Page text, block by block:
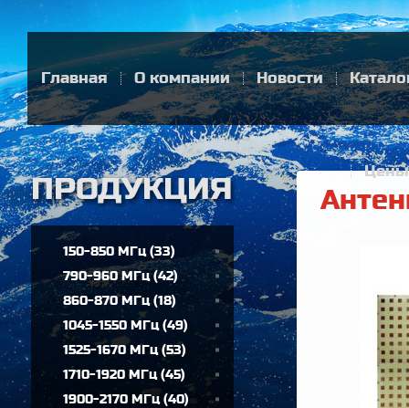
Главная О компании Новости
Цены
150-850 МГц(33)
790-960 МГц(42)
860-870 МГц(18)
1045-1550 МГц(49)
1525-1670 МГц(53)
1710-1920 МГц(45)
1900-2170 МГц(40)